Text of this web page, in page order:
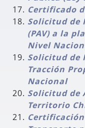
Certificado
Solicitud de
(PAV) a la
Nivel
Solicitud de
Tracción
Nacional
Solicitud de
Territorio